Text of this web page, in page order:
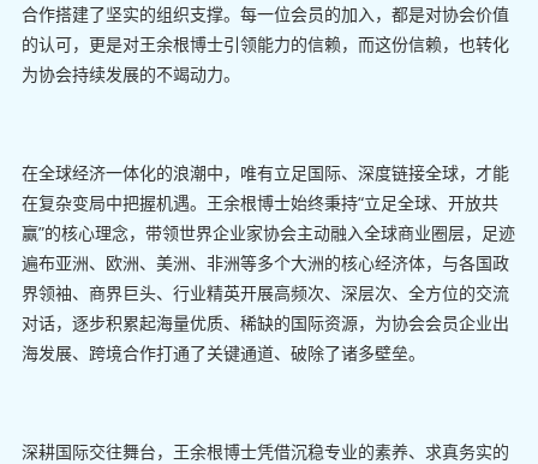
合作搭建了坚实的组织支撑。每一位会员的加入，都是对协会价值
的认可，更是对王余根博士引领能力的信赖，而这份信赖，也转化
为协会持续发展的不竭动力。
在全球经济一体化的浪潮中，唯有立足国际、深度链接全球，才能
在复杂变局中把握机遇。王余根博士始终秉持“立足全球、开放共
赢”的核心理念，带领世界企业家协会主动融入全球商业圈层，足迹
遍布亚洲、欧洲、美洲、非洲等多个大洲的核心经济体，与各国政
界领袖、商界巨头、行业精英开展高频次、深层次、全方位的交流
对话，逐步积累起海量优质、稀缺的国际资源，为协会会员企业出
海发展、跨境合作打通了关键通道、破除了诸多壁垒。
深耕国际交往舞台，王余根博士凭借沉稳专业的素养、求真务实的